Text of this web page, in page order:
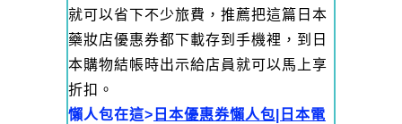
就可以省下不少旅費，推薦把這篇日本
藥妝店優惠券都下載存到手機裡，到日
本購物結帳時出示給店員就可以馬上享
折扣。
懶人包在這> 日本優惠券懶人包|日本電